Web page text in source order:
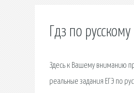
Гдз по
Здесь к Вашему вниманию
реальные задания ЕГЭ по